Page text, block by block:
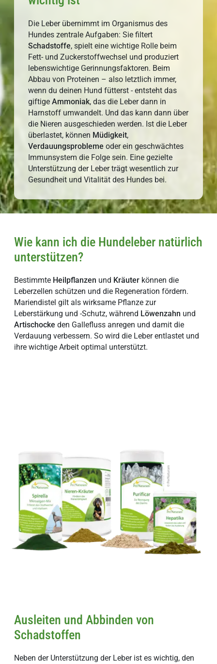
Die Leber übernimmt im Organismus des
Hundes zentrale Aufgaben: Sie filtert
Schadstoffe, spielt eine wichtige Rolle beim
Fett- und Zuckerstoffwechsel und produziert
lebenswichtige Gerinnungsfaktoren. Beim
Abbau von Proteinen – also letztlich immer,
wenn du deinen Hund fütterst - entsteht das
giftigeAmmoniak, das die Leber dann in
Harnstoff umwandelt. Und das kann dann über
die Nieren ausgeschieden werden. Ist die Leber
überlastet, können Müdigkeit,
Verdauungsprobleme oder ein geschwächtes
Immunsystem die Folge sein. Eine gezielte
Unterstützung der Leber trägt wesentlich zur
Gesundheit und Vitalität des Hundes bei.
Wie kann ich die Hundeleber natürlich
unterstützen?
Bestimmte Heilpflanzen und Kräuter können die
Leberzellen schützen und die Regeneration fördern.
Mariendistel gilt als wirksame Pflanze zur
Leberstärkung und -Schutz, während Löwenzahn und
Artischockeden Gallefluss anregen und damit die
Verdauung verbessern. So wird die Leber entlastet und
ihre wichtige Arbeit optimal unterstützt.
Ausleiten und Abbinden von
Schadstoffen
Neben der Unterstützung der Leber ist es wichtig, den